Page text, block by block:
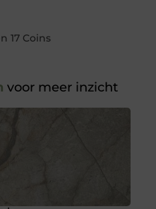
17 Coins
voor meer inzicht